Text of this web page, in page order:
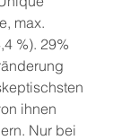
max.
%). 29%
ihnen
Nur bei